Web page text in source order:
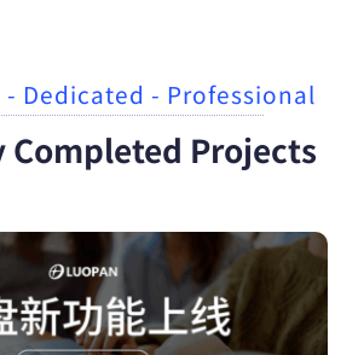
- Dedicated - Professional
Completed Projects